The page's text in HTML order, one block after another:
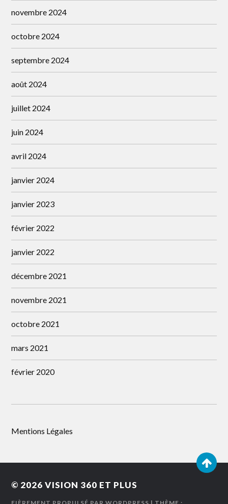
novembre 2024
octobre 2024
septembre 2024
août 2024
juillet 2024
juin 2024
avril 2024
janvier 2024
janvier 2023
février 2022
janvier 2022
décembre 2021
novembre 2021
octobre 2021
mars 2021
février 2020
Mentions Légales
© 2026VISION 360 ET PLUS